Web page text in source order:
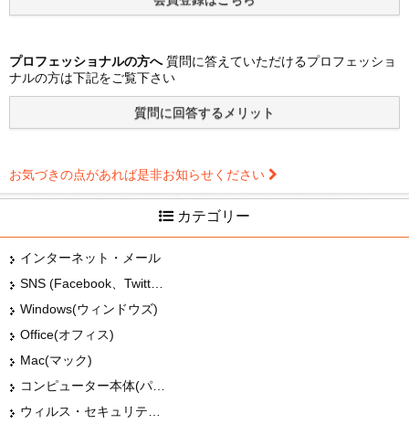
プロフェッショナルの方へ質問に答えていただけるプロフェッショ
ナルの方は下記をご覧下さい
お気づきの点があれば是非お知らせください
カテゴリー
インターネット・メール
Windows(ウィンドウズ)
Office(オフィス)
Mac(マック)